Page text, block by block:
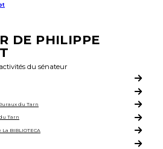
DE PHILIPPE
du sénateur
du Tarn
Tarn
BIBLIOTECA